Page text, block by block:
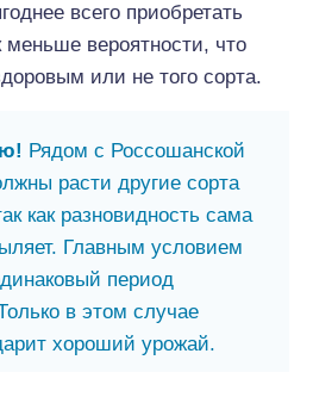
всего приобретать
меньше вероятности, что
или не того сорта.
Рядом с Россошанской
расти другие сорта
как разновидность сама
Главным условием
период
в этом случае
хороший урожай.